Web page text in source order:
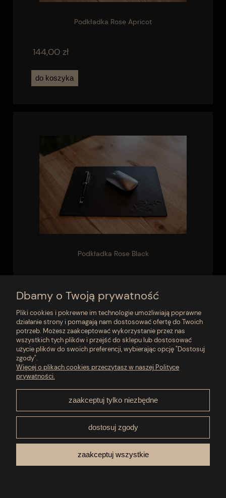
Podkładka Rose Apricot
144,00 zł
do koszyka
Podkładka Rose Black
do koszyka
Moje konto
Płatności i dostawa
Pomoc
O nas
Informacje
Dbamy o Twoją prywatność
Pliki cookies i pokrewne im technologie umożliwiają poprawne
działanie strony i pomagają nam dostosować ofertę do Twoich
potrzeb. Możesz zaakceptować wykorzystanie przez nas
wszystkich tych plików i przejść do sklepu lub dostosować
użycie plików do swoich preferencji, wybierając opcję "Dostosuj
zgody".
Więcej o plikach cookies przeczytasz w naszej Polityce
prywatności.
zaakceptuj tylko niezbędne
dostosuj zgody
zaakceptuj wszystkie